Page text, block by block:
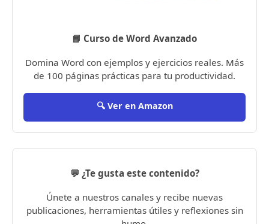
📘 Curso de Word Avanzado
Domina Word con ejemplos y ejercicios reales. Más
de 100 páginas prácticas para tu productividad.
🔍 Ver en Amazon
💬 ¿Te gusta este contenido?
Únete a nuestros canales y recibe nuevas
publicaciones, herramientas útiles y reflexiones sin